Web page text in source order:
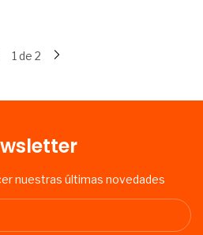
1 de 2
nuestras últimas novedades